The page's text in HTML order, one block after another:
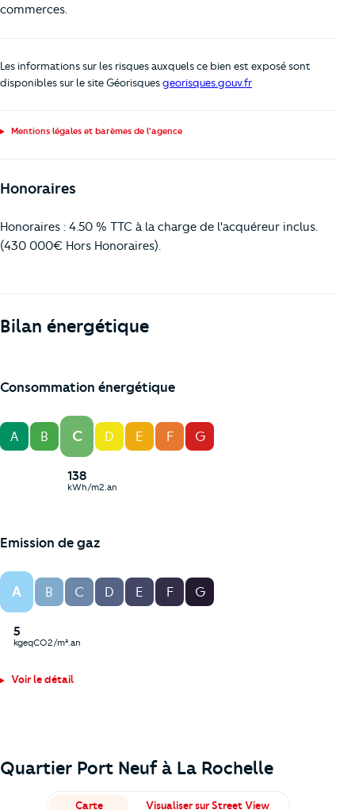
commerces.
Les informations sur les risques auxquels ce bien est exposé sont
disponibles sur le site Géorisquesgeorisques.gouv.fr
Mentions légales et barèmes de l'agence
Honoraires
Honoraires : 4.50 % TTC à la charge de l'acquéreur inclus.
(430 000€ Hors Honoraires).
Bilan énergétique
Consommation énergétique
A B C
138
kWh/m2.an
D E F G
Emission de gaz
A
5
kgeqCO2/m².an
B C D E F G
Voir le détail
Quartier Port Neuf à La Rochelle
Carte Visualiser sur Street View